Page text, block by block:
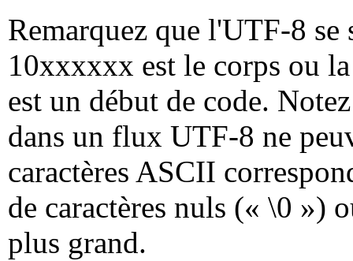
Remarquez que l'UTF-8
10xxxxxx est le corps ou
est un début de code.
dans un flux UTF-8 ne
caractères ASCII
de caractères nuls (« \0 »)
plus grand.